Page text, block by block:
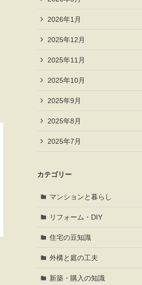
2026年1月
2025年12月
2025年11月
2025年10月
2025年9月
2025年8月
2025年7月
カテゴリー
マンションと暮らし
リフォーム・DIY
住宅の豆知識
外構と庭の工夫
新築・購入の知識